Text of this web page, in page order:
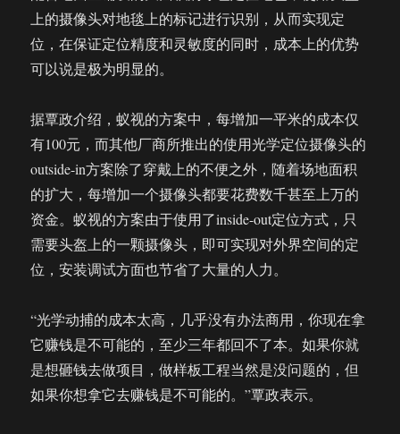
上的摄像头对地毯上的标记进行识别，从而实现定
位，在保证定位精度和灵敏度的同时，成本上的优势
可以说是极为明显的。
据覃政介绍，蚁视的方案中，每增加一平米的成本仅
有100元，而其他厂商所推出的使用光学定位摄像头的
outside-in方案除了穿戴上的不便之外，随着场地面积
的扩大，每增加一个摄像头都要花费数千甚至上万的
资金。蚁视的方案由于使用了inside-out定位方式，只
需要头盔上的一颗摄像头，即可实现对外界空间的定
位，安装调试方面也节省了大量的人力。
“光学动捕的成本太高，几乎没有办法商用，你现在拿
它赚钱是不可能的，至少三年都回不了本。如果你就
是想砸钱去做项目，做样板工程当然是没问题的，但
如果你想拿它去赚钱是不可能的。”覃政表示。